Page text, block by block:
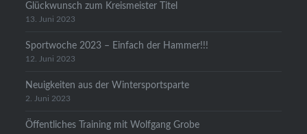
Glückwunsch zum Kreismeister Titel
13. Juni 2023
Sportwoche 2023 – Einfach der Hammer!!!
12. Juni 2023
Neuigkeiten aus der Wintersportsparte
2. Juni 2023
Öffentliches Training mit Wolfgang Grobe